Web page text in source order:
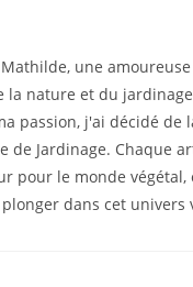
une amoureuse
la nature et du
passion, j'ai décidé de
de Jardinage. Chaque
pour le monde végétal,
dans cet univers